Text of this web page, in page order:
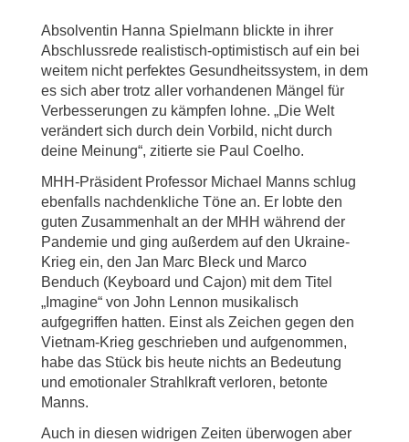
Absolventin Hanna Spielmann blickte in ihrer
Abschlussrede realistisch-optimistisch auf ein bei
weitem nicht perfektes Gesundheitssystem, in dem
es sich aber trotz aller vorhandenen Mängel für
Verbesserungen zu kämpfen lohne. „Die Welt
verändert sich durch dein Vorbild, nicht durch
deine Meinung“, zitierte sie Paul Coelho.
MHH-Präsident Professor Michael Manns schlug
ebenfalls nachdenkliche Töne an. Er lobte den
guten Zusammenhalt an der MHH während der
Pandemie und ging außerdem auf den Ukraine-
Krieg ein, den Jan Marc Bleck und Marco
Benduch (Keyboard und Cajon) mit dem Titel
„Imagine“ von John Lennon musikalisch
aufgegriffen hatten. Einst als Zeichen gegen den
Vietnam-Krieg geschrieben und aufgenommen,
habe das Stück bis heute nichts an Bedeutung
und emotionaler Strahlkraft verloren, betonte
Manns.
Auch in diesen widrigen Zeiten überwogen aber